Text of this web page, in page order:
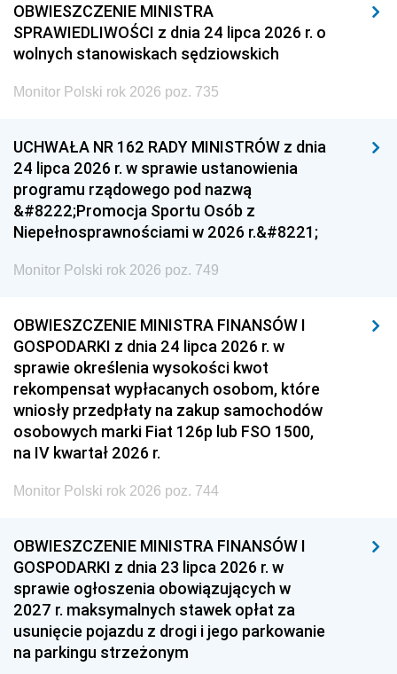
OBWIESZCZENIE MINISTRA
SPRAWIEDLIWOŚCI z dnia 24 lipca 2026 r. o
wolnych stanowiskach sędziowskich
Monitor Polski rok 2026 poz. 735
UCHWAŁA NR 162 RADY MINISTRÓW z dnia
24 lipca 2026 r. w sprawie ustanowienia
programu rządowego pod nazwą
&#8222;Promocja Sportu Osób z
Niepełnosprawnościami w 2026 r.&#8221;
Monitor Polski rok 2026 poz. 749
OBWIESZCZENIE MINISTRA FINANSÓW I
GOSPODARKI z dnia 24 lipca 2026 r. w
sprawie określenia wysokości kwot
rekompensat wypłacanych osobom, które
wniosły przedpłaty na zakup samochodów
osobowych marki Fiat 126p lub FSO 1500,
na IV kwartał 2026 r.
Monitor Polski rok 2026 poz. 744
OBWIESZCZENIE MINISTRA FINANSÓW I
GOSPODARKI z dnia 23 lipca 2026 r. w
sprawie ogłoszenia obowiązujących w
2027 r. maksymalnych stawek opłat za
usunięcie pojazdu z drogi i jego parkowanie
na parkingu strzeżonym